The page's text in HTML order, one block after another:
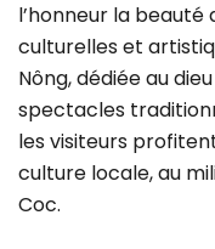
l’honneur la
culturelles et
Nông, dédiée au
spectacles
les visiteurs
culture locale, au
Coc.